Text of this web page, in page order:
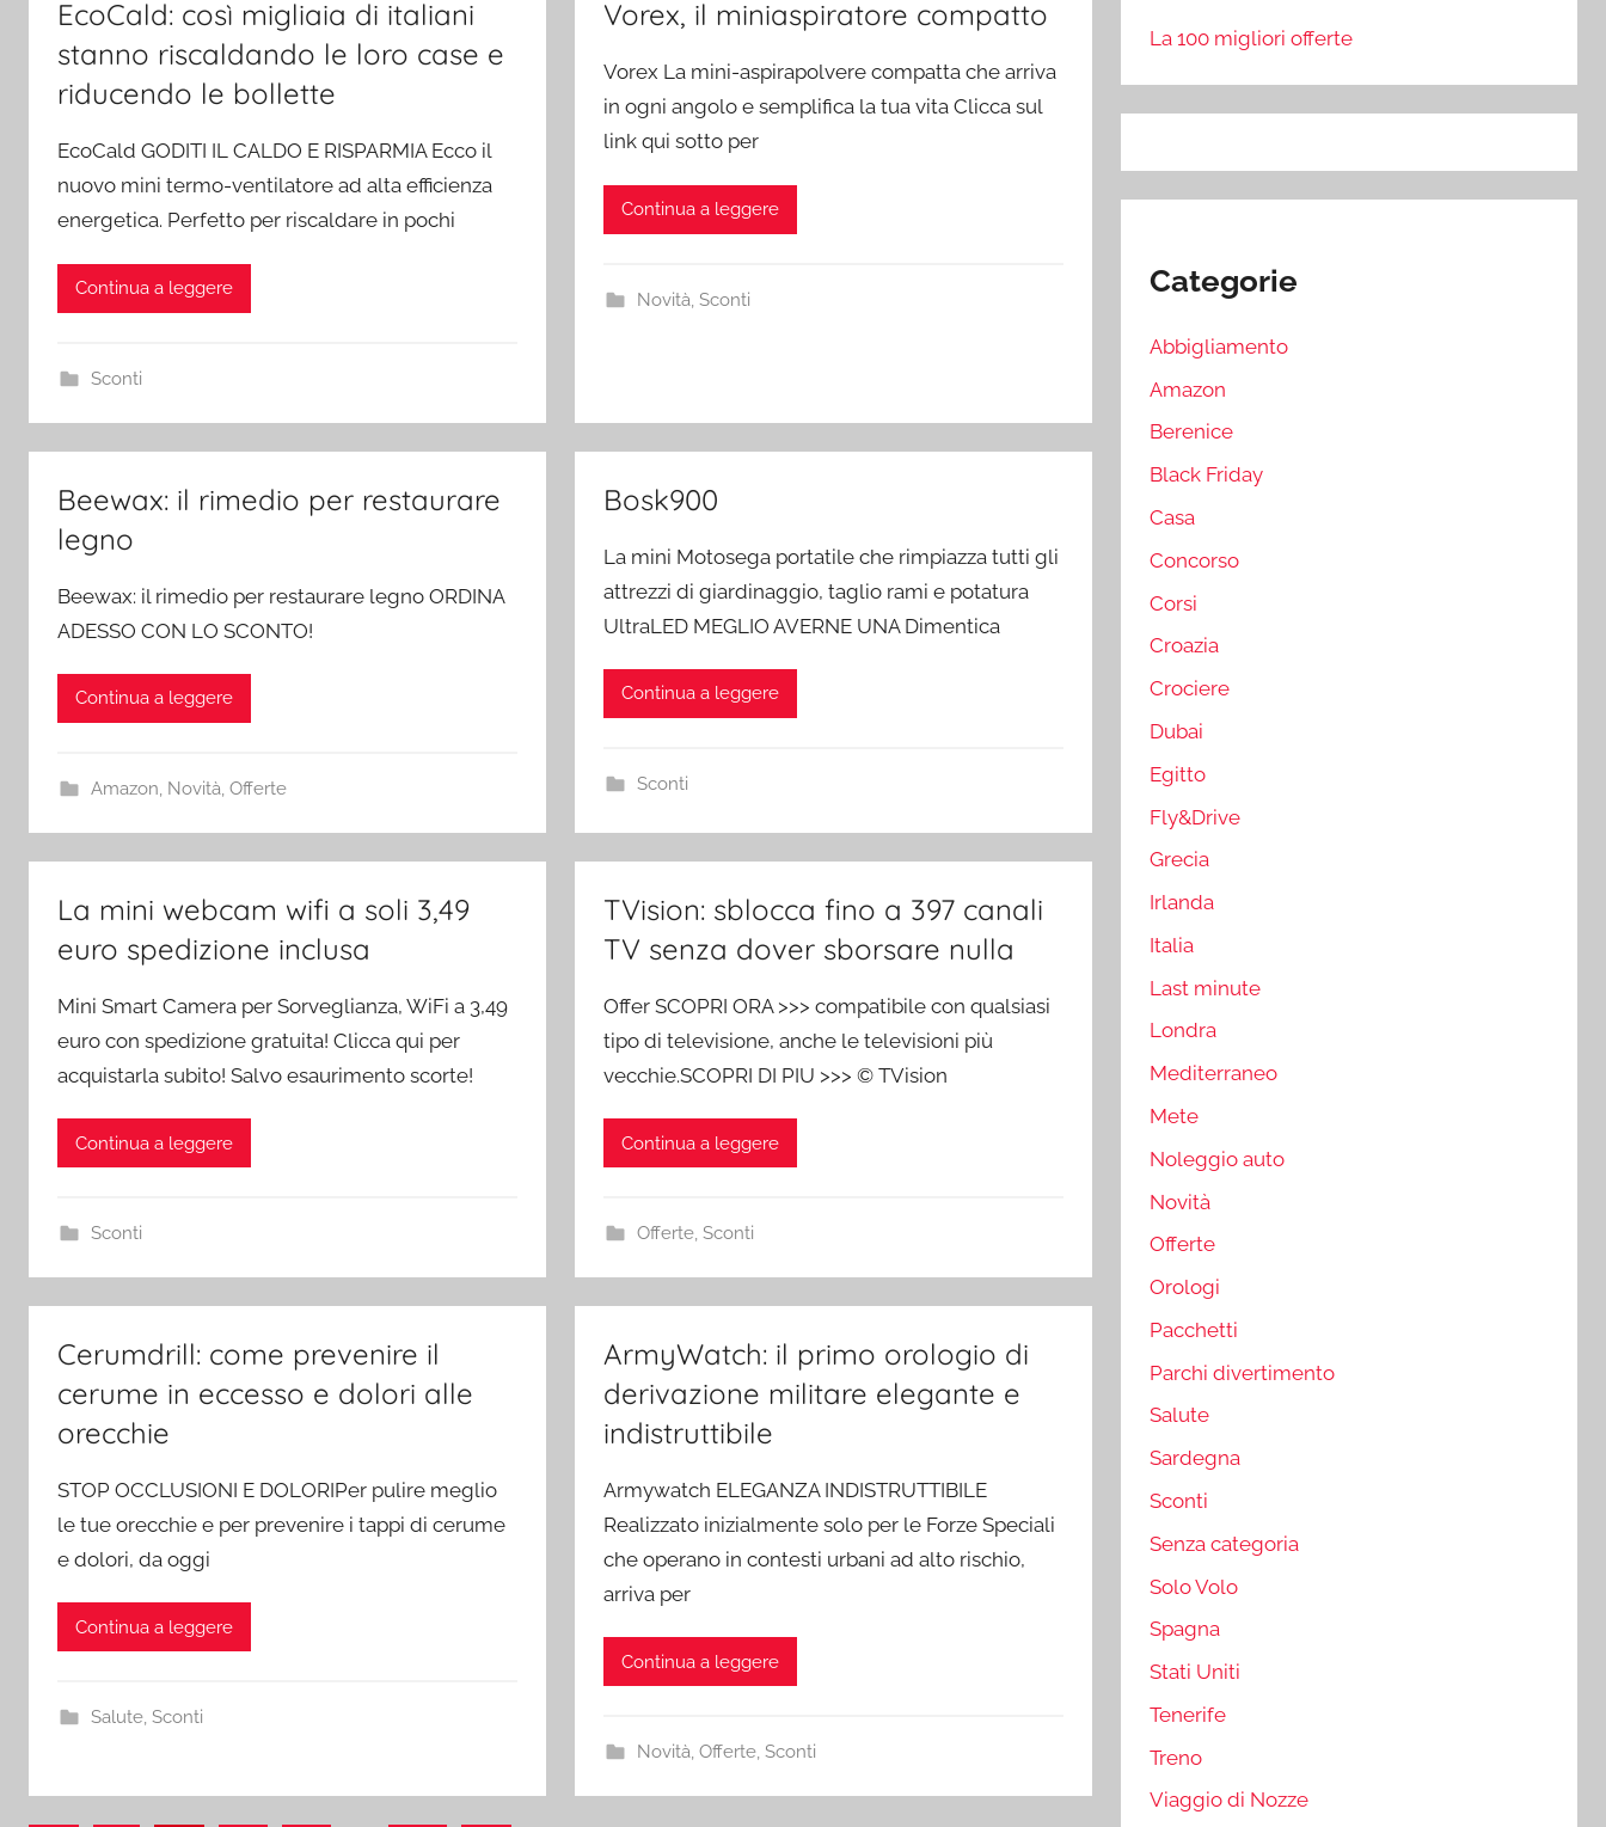
EcoCald: così migliaia di italiani
stanno riscaldando le loro case e
riducendo le bollette
EcoCald GODITI IL CALDO E RISPARMIA Ecco il
nuovo mini termo-ventilatore ad alta efficienza
energetica. Perfetto per riscaldare in pochi
Continua a leggere
Sconti
Vorex, il miniaspiratore compatto
Vorex La mini-aspirapolvere compatta che arriva
in ogni angolo e semplifica la tua vita Clicca sul
link qui sotto per
Continua a leggere
Novità Sconti
Beewax: il rimedio per restaurare
legno
Beewax: il rimedio per restaurare legno ORDINA
ADESSO CON LO SCONTO!
Continua a leggere
Amazon, Novità, Offerte
Bosk900
La mini Motosega portatile che rimpiazza tutti gli
attrezzi di giardinaggio, taglio rami e potatura
UltraLED MEGLIO AVERNE UNA Dimentica
Continua a leggere
Sconti
La mini webcam wifi a soli 3,49
euro spedizione inclusa
Mini Smart Camera per Sorveglianza, WiFi a 3,49
euro con spedizione gratuita! Clicca qui per
acquistarla subito! Salvo esaurimento scorte!
Continua a leggere
Sconti
TVision: sblocca fino a 397 canali
TV senza dover sborsare nulla
Offer SCOPRI ORA >>> compatibile con qualsiasi
tipo di televisione, anche le televisioni più
vecchie.SCOPRI DI PIU >>> © TVision
Continua a leggere
Offerte, Sconti
Cerumdrill: come prevenire il
cerume in eccesso e dolori alle
orecchie
STOP OCCLUSIONI E DOLORIPer pulire meglio
le tue orecchie e per prevenire i tappi di cerume
e dolori, da oggi
Continua a leggere
Salute, Sconti
ArmyWatch: il primo orologio di
derivazione militare elegante e
indistruttibile
Armywatch ELEGANZA INDISTRUTTIBILE
Realizzato inizialmente solo per le Forze Speciali
che operano in contesti urbani ad alto rischio,
arriva per
Continua a leggere
Novità, Offerte, Sconti
La 100 migliori offerte
Categorie
Abbigliamento
Amazon
Berenice
Black Friday
Casa
Concorso
Corsi
Croazia
Crociere
Dubai
Egitto
Fly&Drive
Grecia
Irlanda
Italia
Last minute
Londra
Mediterraneo
Mete
Noleggio auto
Novità
Offerte
Orologi
Pacchetti
Parchi divertimento
Salute
Sardegna
Sconti
Senza categoria
Solo Volo
Spagna
Stati Uniti
Tenerife
Treno
Viaggio di Nozze